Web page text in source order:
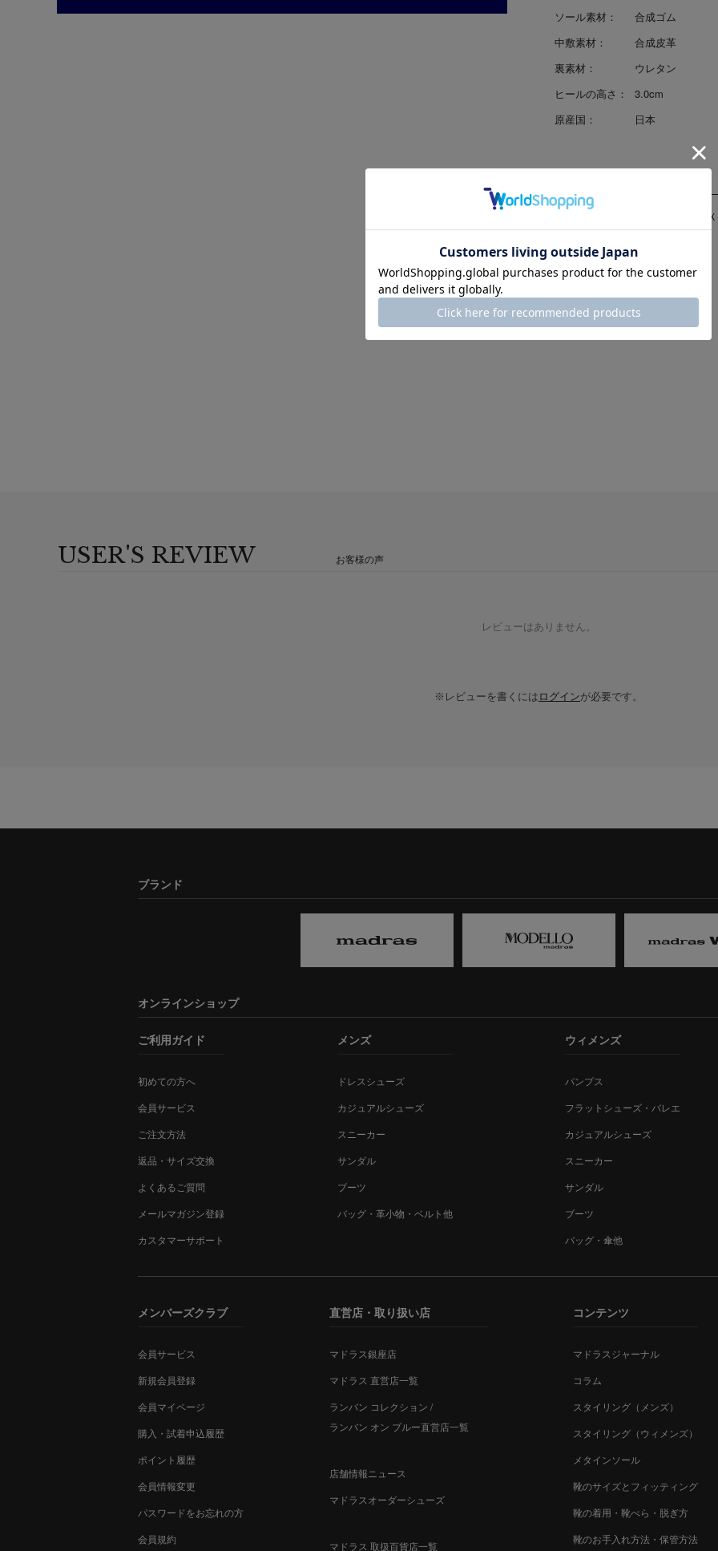
ソール素材：
合成ゴム
中敷素材：
合成皮革
裏素材：
ウレタン
ヒールの高さ：
3.0cm
原産国：
日本
（〇-修理可、△-代替部品修理、
ヒール交換：
×
USER'S REVIEW お客様の声
レビューはありません。
※レビューを書くには ログインが必要です。
ブランド
オンラインショップ
ご利用ガイド
初めての方へ
会員サービス
ご注文方法
返品・サイズ交換
よくあるご質問
メールマガジン登録
カスタマーサポート
メンズ
ドレスシューズ
カジュアルシューズ
スニーカー
サンダル
ブーツ
バッグ・革小物・ベルト他
ウィメンズ
パンプス
フラットシューズ・バレエ
カジュアルシューズ
スニーカー
サンダル
ブーツ
バッグ・傘他
メンバーズクラブ
会員サービス
新規会員登録
会員マイページ
購入・試着申込履歴
ポイント履歴
会員情報変更
パスワードをお忘れの方
会員規約
直営店・取り扱い店
マドラス銀座店
マドラス 直営店一覧
ランバン コレクション /
ランバン オン ブルー直営店一覧
店舗情報ニュース
マドラスオーダーシューズ
マドラス 取扱百貨店一覧
コンテンツ
マドラスジャーナル
コラム
スタイリング（メンズ）
スタイリング（ウィメンズ）
メタインソール
靴のサイズとフィッティング
靴の着用・靴べら・脱ぎ方
靴のお手入れ方法・保管方法